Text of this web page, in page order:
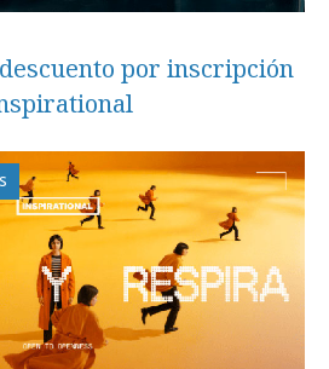
por inscripción